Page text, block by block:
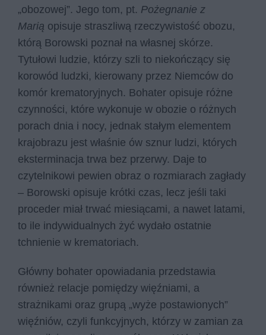
„obozowej”. Jego tom, pt. Pożegnanie z
Marią opisuje straszliwą rzeczywistość obozu,
którą Borowski poznał na własnej skórze.
Tytułowi ludzie, którzy szli to niekończący się
korowód ludzki, kierowany przez Niemców do
komór krematoryjnych. Bohater opisuje różne
czynności, które wykonuje w obozie o różnych
porach dnia i nocy, jednak stałym elementem
krajobrazu jest właśnie ów sznur ludzi, których
eksterminacja trwa bez przerwy. Daje to
czytelnikowi pewien obraz o rozmiarach zagłady
– Borowski opisuje krótki czas, lecz jeśli taki
proceder miał trwać miesiącami, a nawet latami,
to ile indywidualnych żyć wydało ostatnie
tchnienie w krematoriach.
Główny bohater opowiadania przedstawia
również relacje pomiędzy więźniami, a
strażnikami oraz grupą „wyże postawionych”
więźniów, czyli funkcyjnych, którzy w zamian za